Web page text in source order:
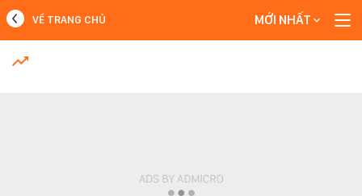
MỚI NHẤT
VỀ TRANG CHỦ MỚI NHẤT